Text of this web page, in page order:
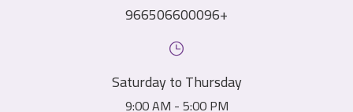
966506600096+
Saturday to Thursday
9:00 AM - 5:00 PM